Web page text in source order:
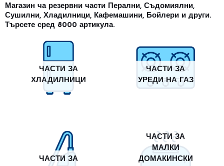
Магазин ча резервни части Перални, Съдомиялни,
Сушилни, Хладилници, Кафемашини, Бойлери и други.
Търсете сред 8000 артикула.
ЧАСТИ ЗА
ХЛАДИЛНИЦИ
ЧАСТИ ЗА
УРЕДИ НА ГАЗ
ЧАСТИ ЗА
ЧАСТИ ЗА
МАЛКИ
ДОМАКИНСКИ